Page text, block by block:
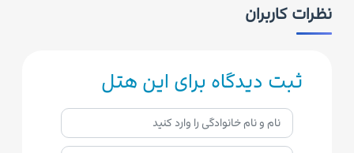
نظرات کاربران
ثبت دیدگاه برای این هتل